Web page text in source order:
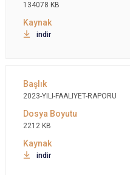
134078 KB
indir
2023-YILI-FAALIYET-RAPORU
2212 KB
indir